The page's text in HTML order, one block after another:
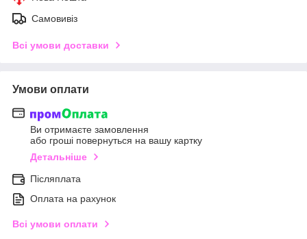
Самовивіз
Всі умови доставки
Умови оплати
Ви отримаєте замовлення
або гроші повернуться на вашу картку
Детальніше
Післяплата
Оплата на рахунок
Всі умови оплати